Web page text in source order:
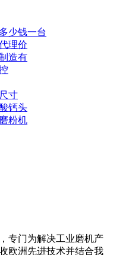
少钱一台
理价
造有
寸
钙头
粉机
专门为解决工业磨机产
欧洲先进技术并结合我